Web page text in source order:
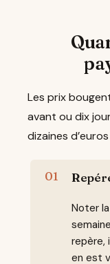
Les prix
avant ou dix
dizaines
Noter
repère,
en est